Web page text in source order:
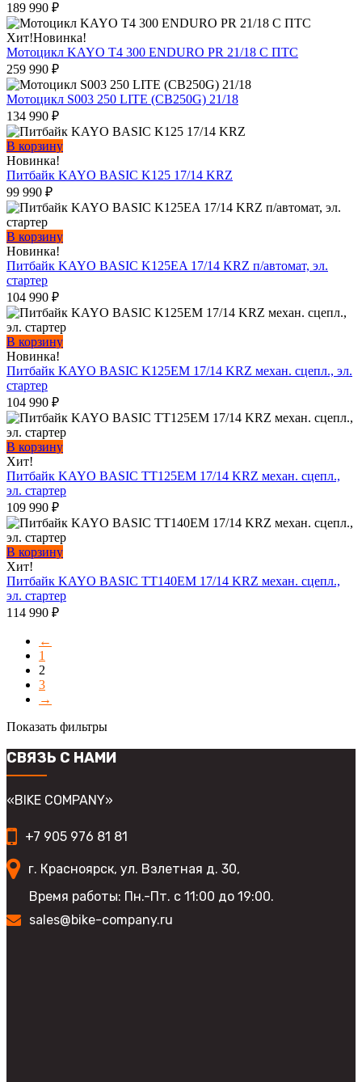
189 990 ₽
Хит!Новинка!
Мотоцикл KAYO T4 300 ENDURO PR 21/18 С ПТС
259 990 ₽
Мотоцикл S003 250 LITE (CB250G) 21/18
134 990 ₽
В корзину
Новинка!
Питбайк KAYO BASIC K125 17/14 KRZ
99 990 ₽
В корзину
Новинка!
Питбайк KAYO BASIC K125EA 17/14 KRZ п/автомат, эл.
стартер
104 990 ₽
В корзину
Новинка!
Питбайк KAYO BASIC K125EM 17/14 KRZ механ. сцепл., эл.
стартер
104 990 ₽
В корзину
Хит!
Питбайк KAYO BASIC TT125EM 17/14 KRZ механ. сцепл.,
эл. стартер
109 990 ₽
В корзину
Хит!
Питбайк KAYO BASIC TT140EM 17/14 KRZ механ. сцепл.,
эл. стартер
114 990 ₽
←
1
2
3
→
Показать фильтры
СВЯЗЬ С НАМИ
«BIKE COMPANY»
+7 905 976 81 81
г. Красноярск, ул. Взлетная д. 30,
Время работы: Пн.-Пт. с 11:00 до 19:00.
sales@bike-company.ru